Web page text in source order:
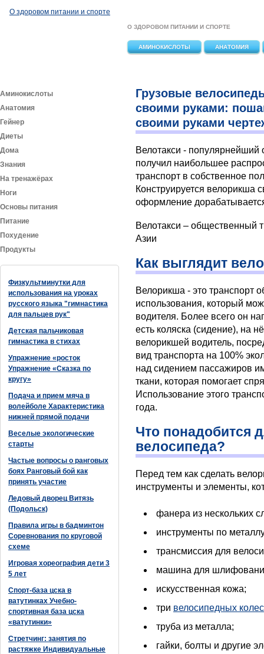
О здоровом питании и спорте
О ЗДОРОВОМ ПИТАНИИ И СПОРТЕ
АМИНОКИСЛОТЫ АНАТОМИЯ
Аминокислоты
Анатомия
Гейнер
Диеты
Дома
Знания
На тренажёрах
Ноги
Основы питания
Питание
Похудение
Продукты
Физкультминутки для
использования на уроках
русского языка "гимнастика
для пальцев рук"
Детская пальчиковая
гимнастика в стихах
Упражнение «росток
Упражнение «Сказка по
кругу»
Подача и прием мяча в
волейболе Характеристика
нижней прямой подачи
Веселые экологические
старты
Частые вопросы о ранговых
боях Ранговый бой как
принять участие
Ледовый дворец Витязь
(Подольск)
Правила игры в бадминтон
Соревнования по круговой
схеме
Игровая хореография дети 3
5 лет
Спорт-база цска в
ватутинках Учебно-
спортивная база цска
«ватутинки»
Стретчинг: занятия по
растяжке Индивидуальные
Грузовые
своими руками:
своими руками
Велотакси - популярнейший
получил наибольшее
транспорт в собственное
Конструируется велорикша
оформление
Велотакси – общественный
Азии
Как выглядит
Велорикша - это транспорт
использования, который
водителя. Более всего он
есть коляска (сидение), на
велорикшей водитель,
вид транспорта на 100%
над сидением пассажиров
ткани, которая помогает
Использование этого
года.
Что понадобится
велосипеда?
Перед тем как сделать
инструменты и элементы,
фанера из нескольких
инструменты по
трансмиссия для
машина для
искусственная кожа;
три велосипедных колес
труба из металла;
гайки, болты и другие